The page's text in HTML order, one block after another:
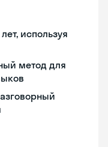
используя
метод для